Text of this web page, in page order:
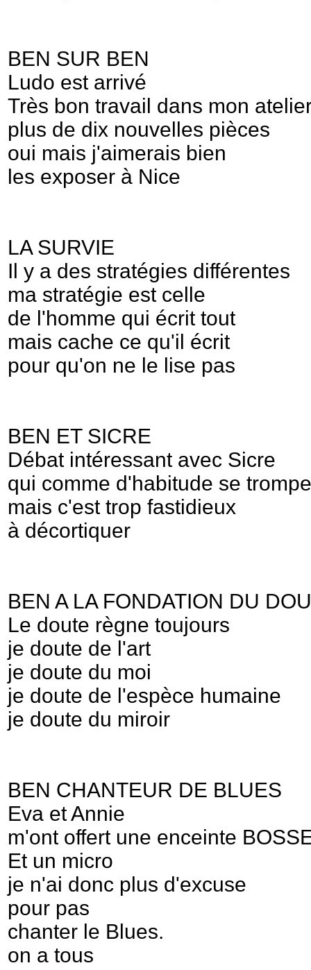
BEN SUR BEN
Ludo est arrivé
Très bon travail dans mon
plus de dix nouvelles pièces
oui mais j'aimerais bien
les exposer à Nice
LA SURVIE
Il y a des stratégies différentes
ma stratégie est celle
de l'homme qui écrit tout
mais cache ce qu'il écrit
pour qu'on ne le lise pas
BEN ET SICRE
Débat intéressant avec Sicre
qui comme d'habitude se trompe
mais c'est trop fastidieux
à décortiquer
BEN A LA FONDATION DU
Le doute règne toujours
je doute de l'art
je doute du moi
je doute de l'espèce humaine
je doute du miroir
BEN CHANTEUR DE BLUES
Eva et Annie
m'ont offert une enceinte
Et un micro
je n'ai donc plus d'excuse
pour pas
chanter le Blues.
on a tous